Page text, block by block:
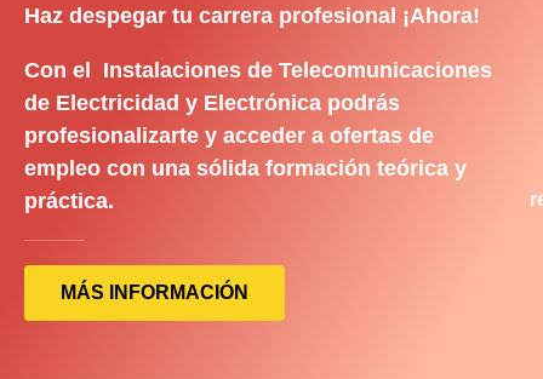
Haz despegar tu carrera profesional ¡Ahora!
Con el Instalaciones de Telecomunicaciones
de Electricidad y Electrónica podrás
profesionalizarte y acceder a ofertas de
empleo con una sólida formación teórica y
práctica.
MÁS INFORMACIÓN